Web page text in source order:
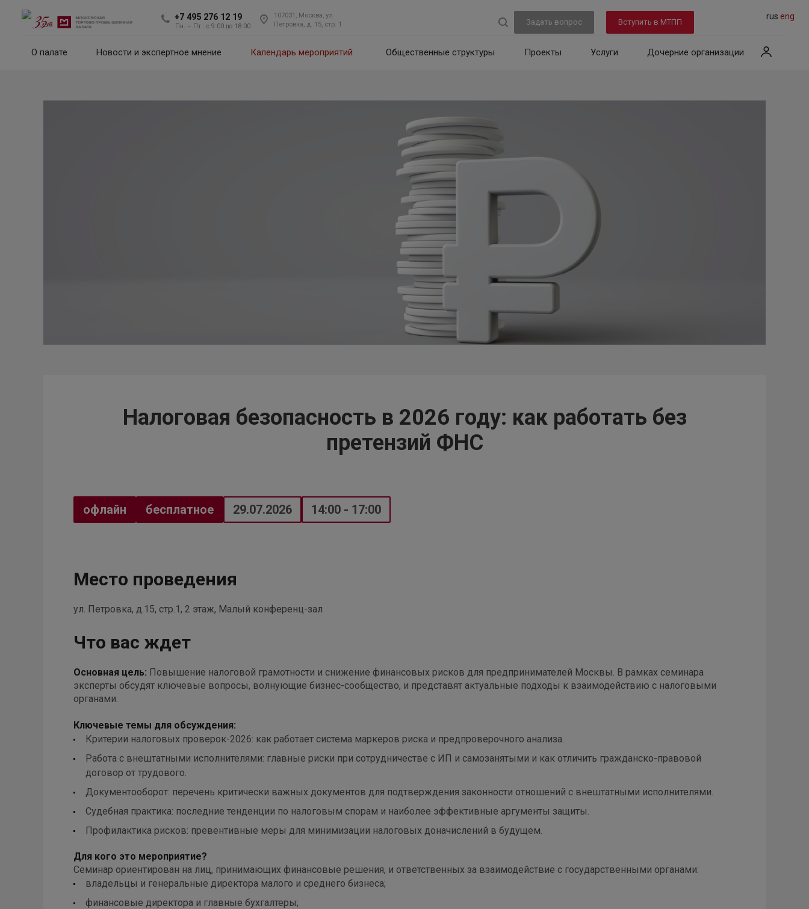
+7 495 276 12 19
Пн. – Пт.: с 9:00 до 18:00
107031, Москва, ул.
Петровка, д. 15, стр. 1
Задать вопрос Вступить в МТПП
rus eng
О палате Новости и экспертное мнение Календарь мероприятий Общественные структуры Проекты Услуги Дочерние организации
Налоговая безопасность в 2026 году: как работать без
претензий ФНС
офлайн бесплатное 29.07.2026 14:00 - 17:00
Место проведения
ул. Петровка, д.15, стр.1, 2 этаж, Малый конференц-зал
Что вас ждет
Основная цель: Повышение налоговой грамотности и снижение финансовых рисков для предпринимателей Москвы. В рамках семинара
эксперты обсудят ключевые вопросы, волнующие бизнес-сообщество, и представят актуальные подходы к взаимодействию с налоговыми
органами.
Ключевые темы для обсуждения:
Критерии налоговых проверок-2026: как работает система маркеров риска и предпроверочного анализа.
Работа с внештатными исполнителями: главные риски при сотрудничестве с ИП и самозанятыми и как отличить гражданско-правовой
договор от трудового.
Документооборот: перечень критически важных документов для подтверждения законности отношений с внештатными исполнителями.
Судебная практика: последние тенденции по налоговым спорам и наиболее эффективные аргументы защиты.
Профилактика рисков: превентивные меры для минимизации налоговых доначислений в будущем.
Для кого это мероприятие?
Семинар ориентирован на лиц, принимающих финансовые решения, и ответственных за взаимодействие с государственными органами:
владельцы и генеральные директора малого и среднего бизнеса;
финансовые директора и главные бухгалтеры;